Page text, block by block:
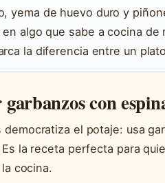
yema de huevo duro y
algo que sabe a cocina
la diferencia entre un
con
democratiza el potaje: usa
la receta perfecta para
cocina.